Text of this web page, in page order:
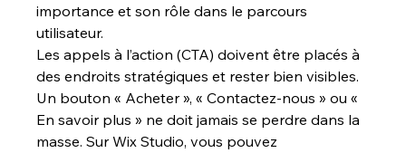
importance et son rôle dans le parcours
utilisateur.
Les appels à l’action (CTA) doivent être placés à
des endroits stratégiques et rester bien visibles.
Un bouton « Acheter », « Contactez-nous » ou «
En savoir plus » ne doit jamais se perdre dans la
masse. Sur Wix Studio, vous pouvez